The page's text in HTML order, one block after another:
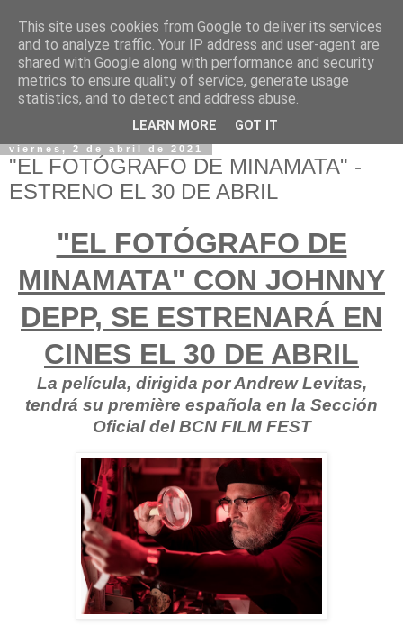
viernes, 2 de abril de 2021
"EL FOTÓGRAFO DE MINAMATA" -
ESTRENO EL 30 DE ABRIL
"EL FOTÓGRAFO DE
MINAMATA" CON JOHNNY
DEPP, SE ESTRENARÁ EN
CINES EL 30 DE ABRIL
La película, dirigida por Andrew Levitas,
tendrá su première española en la Sección
Oficial del BCN FILM FEST
This site uses cookies from Google to deliver its services
and to analyze traffic. Your IP address and user-agent are
shared with Google along with performance and security
metrics to ensure quality of service, generate usage
statistics, and to detect and address abuse.
LEARN MORE GOT IT